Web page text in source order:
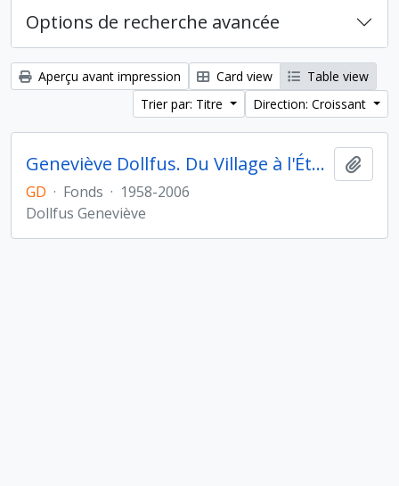
Options de recherche avancée
Aperçu avant impression Card view
Table view
Trier par: Titre
Direction: Croissant
Geneviève Dollfus. Du Village à l'État au Proche- et Moyen-Orient
GD · Fonds · 1958-2006
Dollfus Geneviève